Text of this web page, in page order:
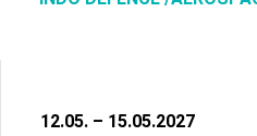
12.05. – 15.05.2027